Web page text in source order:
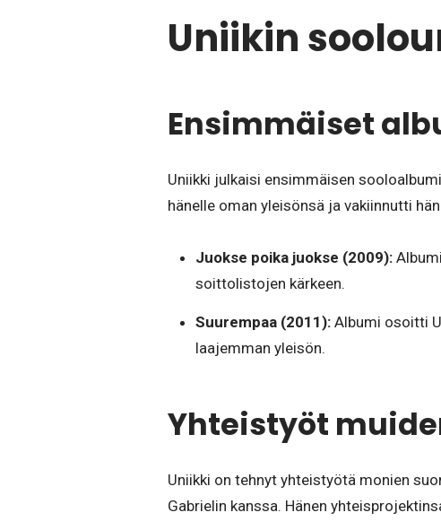
Uniikin
Ensimmäiset
Uniikki julkaisi ensimmäisen
hänelle oman yleisönsä ja vakiinnutti
Juokse poika juokse (2009):
soittolistojen kärkeen.
Suurempaa (2011):Albumi osoitti
laajemman yleisön.
Yhteistyöt
Uniikki on tehnyt yhteistyötä monien
Gabrielin kanssa. Hänen